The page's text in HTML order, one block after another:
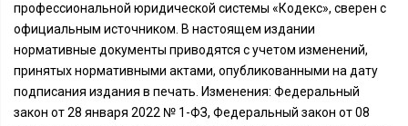
профессиональной юридической системы «Кодекс», сверен с
официальным источником. В настоящем издании
нормативные документы приводятся с учетом изменений,
принятых нормативными актами, опубликованными на дату
подписания издания в печать. Изменения: Федеральный
закон от 28 января 2022 № 1-ФЗ, Федеральный закон от 08